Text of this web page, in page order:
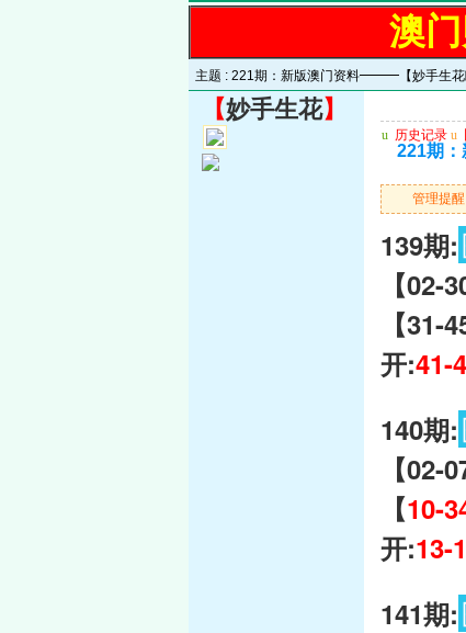
澳
主题 : 221期：新版澳门资料━━━【妙手生
【妙手生花】
u 历史记录 u
221期
管理提醒
139期:
【02-
【31-
开:41-
140期:
【02-
【10-
开:13-
141期: